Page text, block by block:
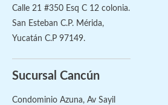
Calle 21 #350 Esq C 12 colonia.
San Esteban C.P. Mérida,
Yucatán C.P 97149.
Sucursal Cancún
Condominio Azuna, Av Sayil